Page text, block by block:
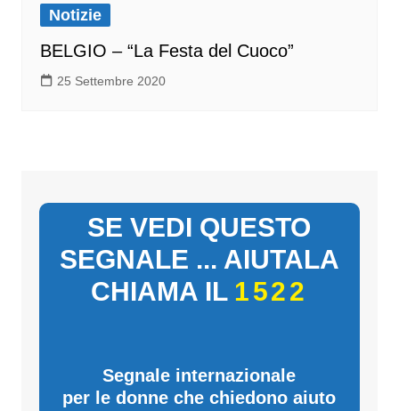
Notizie
BELGIO – “La Festa del Cuoco”
25 Settembre 2020
SE VEDI QUESTO
SEGNALE ... AIUTALA
CHIAMA IL 1522
Segnale internazionale
per le donne che chiedono aiuto